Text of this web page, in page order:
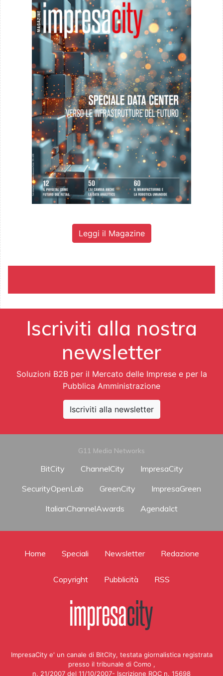
Leggi il Magazine
Iscriviti alla nostra
newsletter
Soluzioni B2B per il Mercato delle Imprese e per la
Pubblica Amministrazione
Iscriviti alla newsletter
G11 Media Networks
BitCity ChannelCity
ImpresaCity
SecurityOpenLab
GreenCity
ImpresaGreen
ItalianChannelAwards
AgendaIct
Home Speciali Newsletter Redazione
Copyright Pubblicità RSS
ImpresaCity e' un canale di BitCity, testata giornalistica registrata
presso il tribunale di Como ,
n. 21/2007 del 11/10/2007- Iscrizione ROC n. 15698